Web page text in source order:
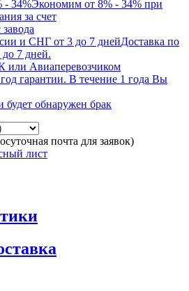
Экономим от 8% - 34% при
за счет
Доставка по
7 дней.
или Авиаперевозчиком
гарантии. В течение 1 года Вы
будет обнаружен брак
почта для заявок)
лист